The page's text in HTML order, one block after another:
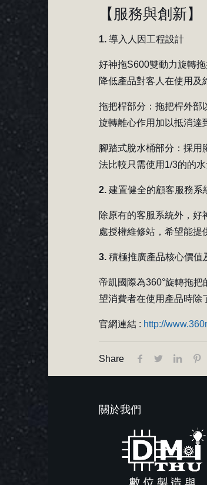
【 服務與創新】
1. 導入人因工程設計
好神拖S600雙動力旋轉
降低產品對客人在使用及
拖把桿部分：拖把桿外部
旋轉離心作用加以抵消達
腳踏式脫水桶部分：採用
法比較只需使用1/3的的
2. 建置健全的顧客服務系
除原有的客服系統外，
處授權維修站，希望能提
3. 積極推廣產品核心價值
帝凱國際為360°旋轉拖
望消費者在使用產品時除
官網連結 : http://
Share
關於我們